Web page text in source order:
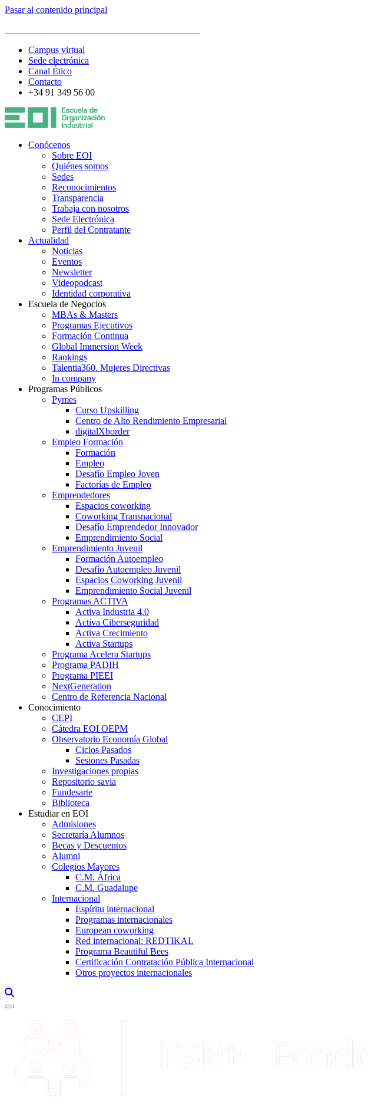
Pasar al contenido principal
Campus virtual
Sede electrónica
Canal Ético
Contacto
+34 91 349 56 00
Conócenos
Sobre EOI
Quiénes somos
Sedes
Reconocimientos
Transparencia
Trabaja con nosotros
Sede Electrónica
Perfil del Contratante
Actualidad
Noticias
Eventos
Newsletter
Videopodcast
Identidad corporativa
Escuela de Negocios
MBAs & Masters
Programas Ejecutivos
Formación Continua
Global Immersion Week
Rankings
Talentia360. Mujeres Directivas
In company
Programas Públicos
Pymes
Curso Upskilling
Centro de Alto Rendimiento Empresarial
digitalXborder
Empleo Formación
Formación
Empleo
Desafío Empleo Joven
Factorías de Empleo
Emprendedores
Espacios coworking
Coworking Transnacional
Desafío Emprendedor Innovador
Emprendimiento Social
Emprendimiento Juvenil
Formación Autoempleo
Desafío Autoempleo Juvenil
Espacios Coworking Juvenil
Emprendimiento Social Juvenil
Programas ACTIVA
Activa Industria 4.0
Activa Ciberseguridad
Activa Crecimiento
Activa Startups
Programa Acelera Startups
Programa PADIH
Programa PIEEI
NextGeneration
Centro de Referencia Nacional
Conocimiento
CEPI
Cátedra EOI OEPM
Observatorio Economía Global
Ciclos Pasados
Sesiones Pasadas
Investigaciones propias
Repositorio savia
Fundesarte
Biblioteca
Estudiar en EOI
Admisiones
Secretaría Alumnos
Becas y Descuentos
Alumni
Colegios Mayores
C.M. África
C.M. Guadalupe
Internacional
Espíritu internacional
Programas internacionales
European coworking
Red internacional: REDTIKAL
Programa Beautiful Bees
Certificación Contratación Pública Internacional
Otros proyectos internacionales